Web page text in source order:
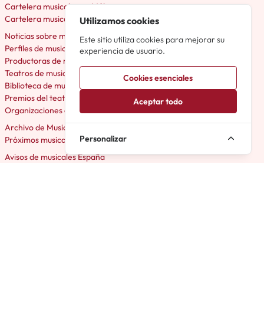
Cartelera musicales en Málaga
Cartelera musicales en Bilbao
Noticias sobre musicales en España
Perfiles de musicales España
Productoras de musicales España
Teatros de musicales España
Biblioteca de musicales España
Premios del teatro musical
Organizaciones de teatro musical
Archivo de Musicales
Próximos musicales España
Avisos de musicales España
Utilizamos cookies
Este sitio utiliza cookies para mejorar su
experiencia de usuario.
Cookies esenciales
Aceptar todo
Personalizar